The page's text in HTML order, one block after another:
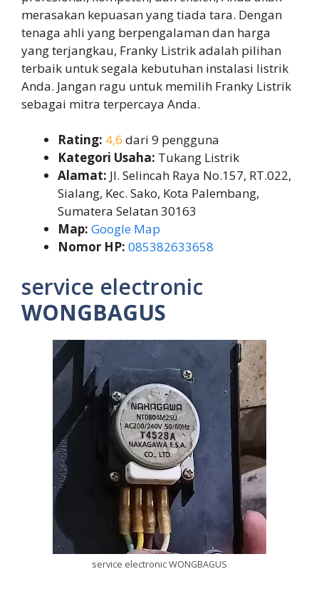
merasakan kepuasan yang tiada tara. Dengan
tenaga ahli yang berpengalaman dan harga
yang terjangkau, Franky Listrik adalah pilihan
terbaik untuk segala kebutuhan instalasi listrik
Anda. Jangan ragu untuk memilih Franky Listrik
sebagai mitra terpercaya Anda.
Rating: 4,6 dari 9 pengguna
Kategori Usaha: Tukang Listrik
Alamat: Jl. Selincah Raya No.157, RT.022,
Sialang, Kec. Sako, Kota Palembang,
Sumatera Selatan 30163
Map: Google Map
Nomor HP: 085382633658
service electronic
WONGBAGUS
service electronic WONGBAGUS